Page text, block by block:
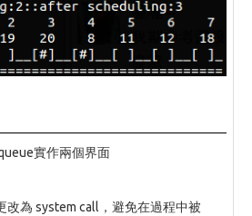
實作兩個界面
改為 system call，避免在過程中被